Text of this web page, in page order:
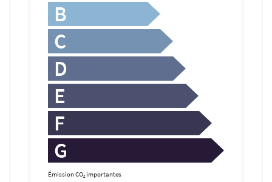
B
C
D
E
F
G
Émission CO2 importantes